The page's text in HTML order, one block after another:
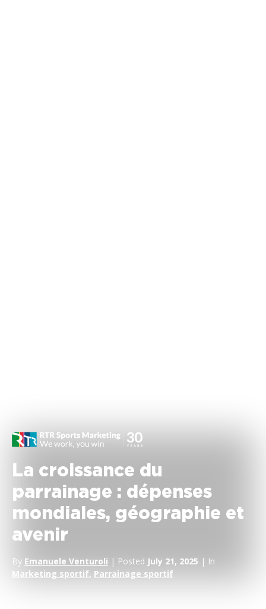
La croissance du
parrainage : dépenses
mondiales, géographie et
avenir
By Emanuele Venturoli | Posted July 21, 2025 | In
Marketing sportif, Parrainage sportif